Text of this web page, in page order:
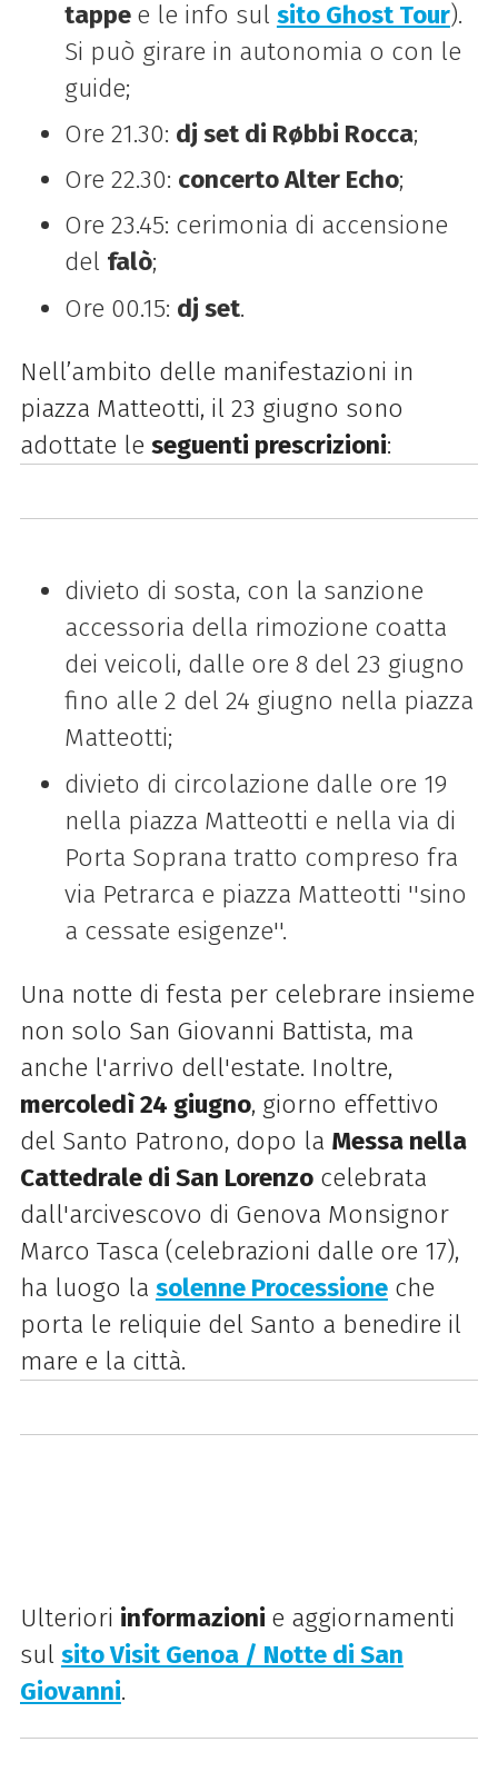
tappe e le info sul sito Ghost Tour).
Si può girare in autonomia o con le
guide;
Ore 21.30: dj set di Røbbi Rocca;
Ore 22.30: concerto Alter Echo;
Ore 23.45: cerimonia di accensione
del falò;
Ore 00.15: dj set.
Nell’ambito delle manifestazioni in
piazza Matteotti, il 23 giugno sono
adottate le seguenti prescrizioni:
divieto di sosta, con la sanzione
accessoria della rimozione coatta
dei veicoli, dalle ore 8 del 23 giugno
fino alle 2 del 24 giugno nella piazza
Matteotti;
divieto di circolazione dalle ore 19
nella piazza Matteotti e nella via di
Porta Soprana tratto compreso fra
via Petrarca e piazza Matteotti ''sino
a cessate esigenze''.
Una notte di festa per celebrare insieme
non solo San Giovanni Battista, ma
anche l'arrivo dell'estate. Inoltre,
mercoledì 24 giugno, giorno effettivo
del Santo Patrono, dopo la Messa nella
Cattedrale di San Lorenzocelebrata
dall'arcivescovo di Genova Monsignor
Marco Tasca (celebrazioni dalle ore 17),
ha luogo la solenne Processioneche
porta le reliquie del Santo a benedire il
mare e la città.
Ulteriori informazioni e aggiornamenti
sul sito Visit Genoa / Notte di San
Giovanni.